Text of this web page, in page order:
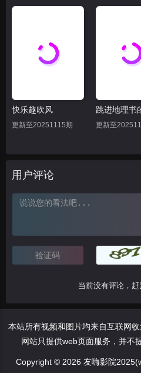
快乐趣吹风
更新至20251115期 更新至
用户评论
当前没有评论，赶
本站所有视频和图片均来自互联网
网站只提供web页面服务，并不
Copyright © 2026 友嗨影院